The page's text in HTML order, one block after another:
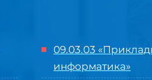
09.03.03
информатика»